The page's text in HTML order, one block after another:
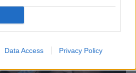
Data Access Privacy Policy